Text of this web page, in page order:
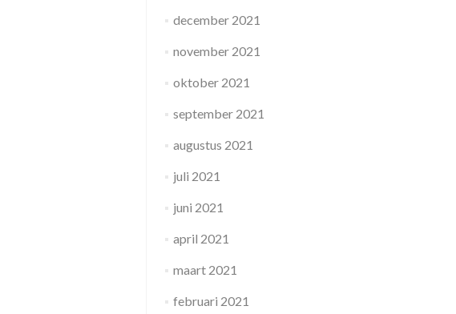
december 2021
november 2021
oktober 2021
september 2021
augustus 2021
juli 2021
juni 2021
april 2021
maart 2021
februari 2021